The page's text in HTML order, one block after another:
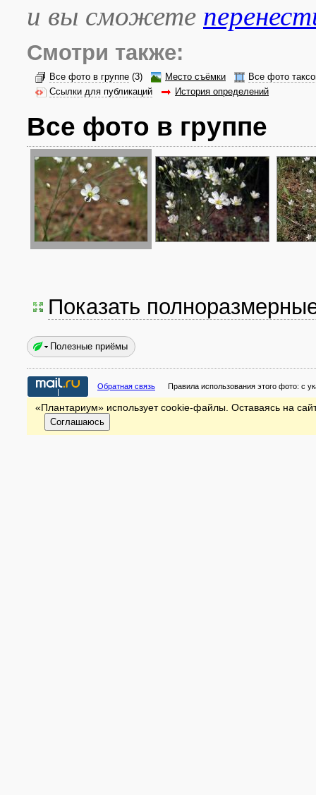
и вы сможете
Смотри также:
Все фото в группе (3) Место съёмки
Все фото
Ссылки для публикаций
История определений
Все фото в группе
Показать
Полезные приёмы
Обратная связь Правила использования этого фото: с
«Плантариум» использует cookie-файлы. Оставаясь на
Соглашаюсь